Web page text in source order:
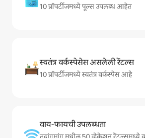
10 प्रॉपर्टीजमध्ये पूल्स उपलब्ध आहेत
स्वतंत्र वर्कस्पेसेस असलेली रेंटल्स
10 प्रॉपर्टीजमध्ये स्वतंत्र वर्कस्पेस आहे
वाय-फायची उपलब्धता